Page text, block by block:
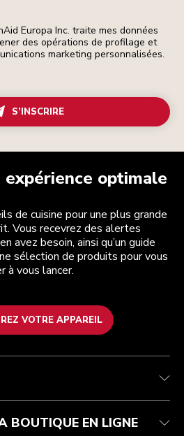
Europa Inc. traite mes données
des opérations de profilage et
marketing personnalisées.
S’INSCRIRE
expérience optimale
de cuisine pour une plus grande
Vous recevrez des alertes
avez besoin, ainsi qu’un guide
sélection de produits pour vous
à vous lancer.
VOTRE APPAREIL
BOUTIQUE EN LIGNE